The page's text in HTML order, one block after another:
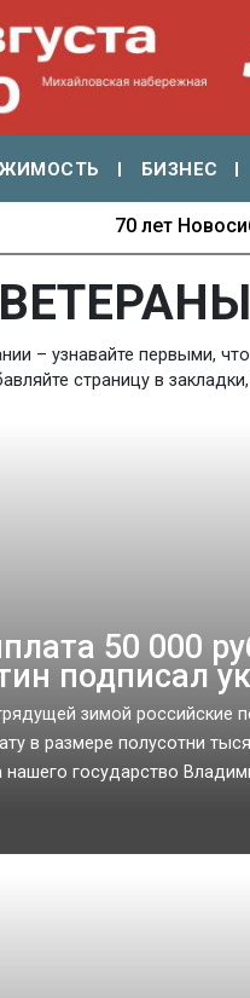
БИЗНЕС
70 лет
ВЕТЕРАНЫ
– узнавайте первыми,
страницу в
50 000
подписал
зимой российские
в размере полусотни
нашего государство